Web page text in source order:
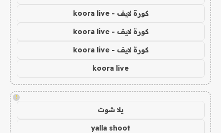
كورة لايف - koora live
كورة لايف - koora live
كورة لايف - koora live
koora live
!
يلا شوت
yalla shoot